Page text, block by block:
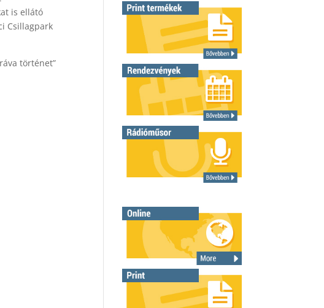
is ellátó
Csillagpark
történet”